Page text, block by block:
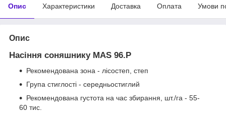
Опис Характеристики Доставка Оплата Умови
Опис
Насіння соняшнику MAS 96.P
Рекомендована зона - лісостеп, степ
Група стиглості - середньостиглий
Рекомендована густота на час збирання, шт./га - 55-
60 тис.